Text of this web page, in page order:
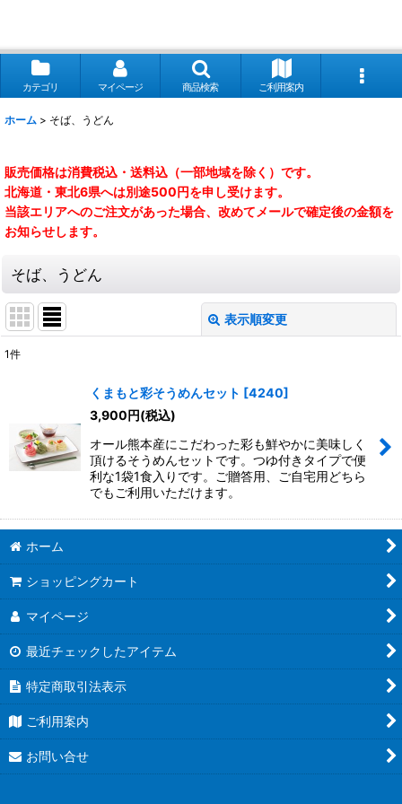
カテゴリ マイページ 商品検索 ご利用案内
ホーム > そば、うどん
販売価格は消費税込・送料込（一部地域を除く）です。
北海道・東北6県へは別途500円を申し受けます。
当該エリアへのご注文があった場合、改めてメールで確定後の金額を
お知らせします。
そば、うどん
表示順変更
並び順
絞り込む
1件
くまもと彩そうめんセット [4240]
3,900円(税込)
オール熊本産にこだわった彩も鮮やかに美味しく
頂けるそうめんセットです。つゆ付きタイプで便
利な1袋1食入りです。ご贈答用、ご自宅用どちら
でもご利用いただけます。
ホーム
ショッピングカート
マイページ
最近チェックしたアイテム
特定商取引法表示
ご利用案内
お問い合せ